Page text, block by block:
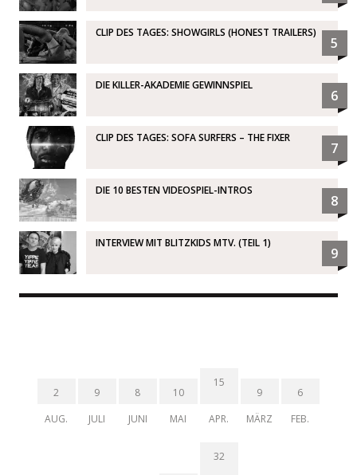
CLIP DES TAGES: SHOWGIRLS (HONEST TRAILERS)
5
DIE KILLER-AKADEMIE GEWINNSPIEL
6
CLIP DES TAGES: SOFA SURFERS – THE FIXER
7
DIE 10 BESTEN VIDEOSPIEL-INTROS
8
INTERVIEW MIT BLITZKIDS MTV. (TEIL 1)
9
2
AUG.
9
JULI
8
JUNI
10
MAI
15
APR.
9
MÄRZ
6
FEB.
32